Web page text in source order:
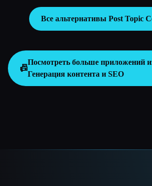
Все альтернативы Post Topic
📠
Посмотреть больше приложений
Генерация контента и SEO